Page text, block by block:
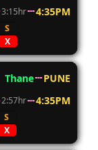
3:15hr 4:35PM
S
X
Thane
PUNE
2:57hr 4:35PM
S
X